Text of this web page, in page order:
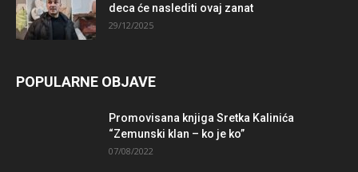
deca će naslediti ovaj zanat
29/12/2025
POPULARNE OBJAVE
Promovisana knjiga Sretka Kalinića
“Zemunski klan – ko je ko”
07/08/2022